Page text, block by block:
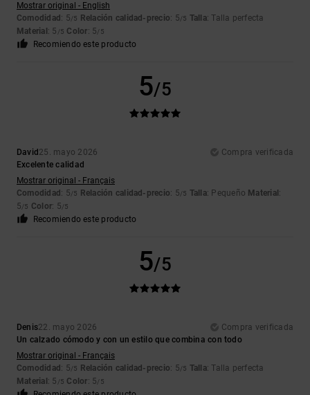
Mostrar original - English
Comodidad : 5/5 Relación calidad-precio: 5/5 Talla: Talla perfecta
Material : 5 /5 Color: 5/5
Recomiendo este producto
5/5
David 25. mayo 2026
Compra verificada
Excelente calidad
Mostrar original - Français
Comodidad : 5/5 Relación calidad-precio: 5/5 Talla: Pequeño Material :
5/5 Color: 5/5
Recomiendo este producto
5/5
Denis22. mayo 2026
Compra verificada
Un calzado cómodo y con un estilo que combina con todo
Mostrar original - Français
Comodidad : 5/5 Relación calidad-precio: 5/5 Talla: Talla perfecta
Material : 5 /5 Color: 5/5